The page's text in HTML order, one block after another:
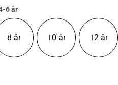
kr 743,00
6 år
8 år 10 år 12 år